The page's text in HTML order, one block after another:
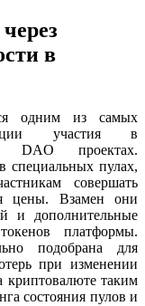
в
одним из самых
участия в
DAO проектах.
специальных пулах,
совершать
цены. Взамен они
и дополнительные
платформы.
подобрана для
при изменении
криптовалюте таким
состояния пулов и